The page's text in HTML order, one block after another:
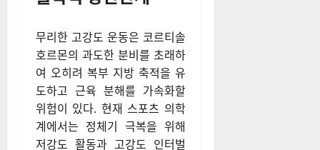
공급이 이루어질 때 기초대사량
의 실질적인 방어가 가능하다.
운동 강도와 신진대
사 회복력 사이의 생
물학적 상관관계